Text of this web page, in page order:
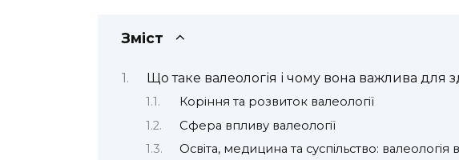
Зміст
Що таке валеологія і чому вона важлива для
Коріння та розвиток валеології
Сфера впливу валеології
Освіта, медицина та суспільство: валеологія в